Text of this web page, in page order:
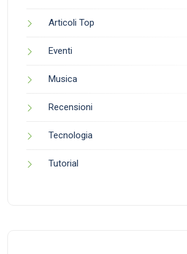
Articoli Top
Eventi
Musica
Recensioni
Tecnologia
Tutorial